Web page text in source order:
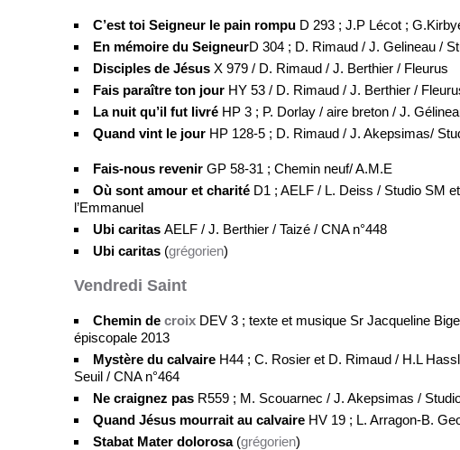
C’est toi Seigneur le pain rompu D 293 ; J.P Lécot ;
En mémoire du SeigneurD 304 ; D. Rimaud / J. Gelineau /
Disciples de Jésus X 979 / D. Rimaud / J. Berthier / Fleurus
Fais paraître ton jour HY 53 / D. Rimaud / J. Berthier /
La nuit qu’il fut livré HP 3 ; P. Dorlay / aire breton / J.
Quand vint le jour HP 128-5 ; D. Rimaud / J. Akepsimas/
Fais-nous revenir GP 58-31 ; Chemin neuf/ A.M.E
Où sont amour et charité D1 ; AELF / L. Deiss / Studio SM
l’Emmanuel
Ubi caritas AELF / J. Berthier / Taizé / CNA n°448
Ubi caritas (grégorien)
Vendredi Saint
Chemin de croix DEV 3 ; texte et musique Sr Jacqueline
épiscopale 2013
Mystère du calvaire H44 ; C. Rosier et D. Rimaud / H.L
Seuil / CNA n°464
Ne craignez pas R559 ; M. Scouarnec / J. Akepsimas /
Quand Jésus mourrait au calvaire HV 19 ; L. Arragon-B.
Stabat Mater dolorosa (grégorien)